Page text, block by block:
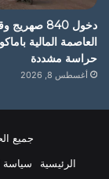
دخول 840
العاصمة المالية
حراسة مشددة
أغسطس 8, 2026
جميع الحقوق
الرئيسية
سياسة